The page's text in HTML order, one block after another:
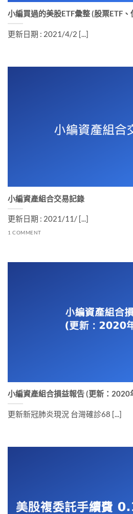
小編買過的美股ETF彙整 (股票ETF、
更新日期 : 2021/4/2 [...]
小編資產組合交易記錄
更新日期 : 2021/11/ [...]
1 COMMENT
小編資產組合損益報告 (更新：2020
更新新冠肺炎現況 台灣確診68 [...]